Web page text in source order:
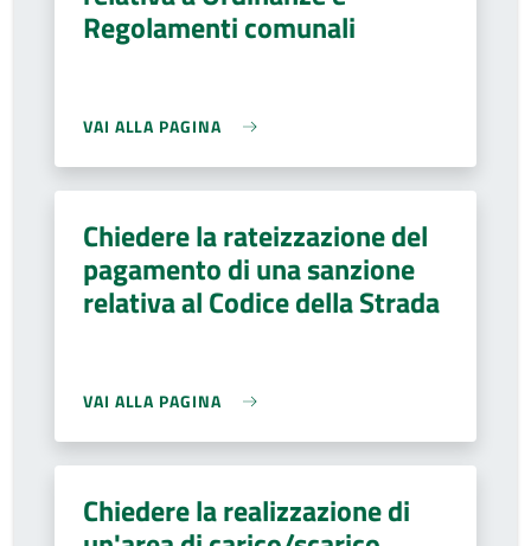
Regolamenti comunali
VAI ALLA PAGINA
Chiedere la rateizzazione del
pagamento di una sanzione
relativa al Codice della Strada
VAI ALLA PAGINA
Chiedere la realizzazione di